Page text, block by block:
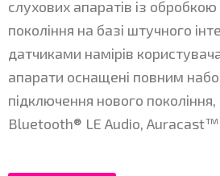
слухових апаратів із
покоління на базі штучного
датчиками намірів
апарати оснащені повним
підключення нового
Bluetooth® LE Audio, Auracast™